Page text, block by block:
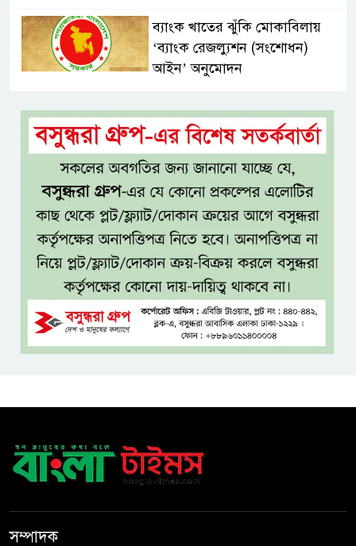
ব্যাংক খাতের ঝুঁকি মোকাবিলায়
‘ব্যাংক রেজল্যুশন (সংশোধন)
আইন’ অনুমোদন
দেশে প্রথমবার নৌযান শুমারি, ২০
আগস্ট থেকে ১০ দিন চলবে কার্যক্রম
প্রথমবার নৌযান শুমারি, তালিকায়
২ লাখ ৪৪ হাজার ৮০৮ নৌযান
Allegations of Widespread
Irregularities and Corruption
Against Transrail Lighting in
Rooppur Power Transmission Project
ট্রান্সরেইল লাইটিং ও অমৃক সিংয়ের
সাড়ে ১৩ লাখের বেশি
আপা যে পথে হেঁটেছেন, আপনারাও
সম্পাদক